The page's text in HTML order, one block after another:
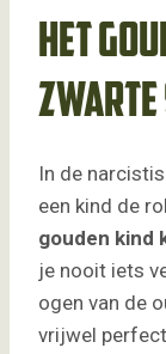
Het
zwarte
In de
een kind de
gouden kind
je nooit iets
ogen van de
vrijwel